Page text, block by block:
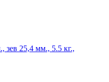
25,4 мм., 5.5 кг.,